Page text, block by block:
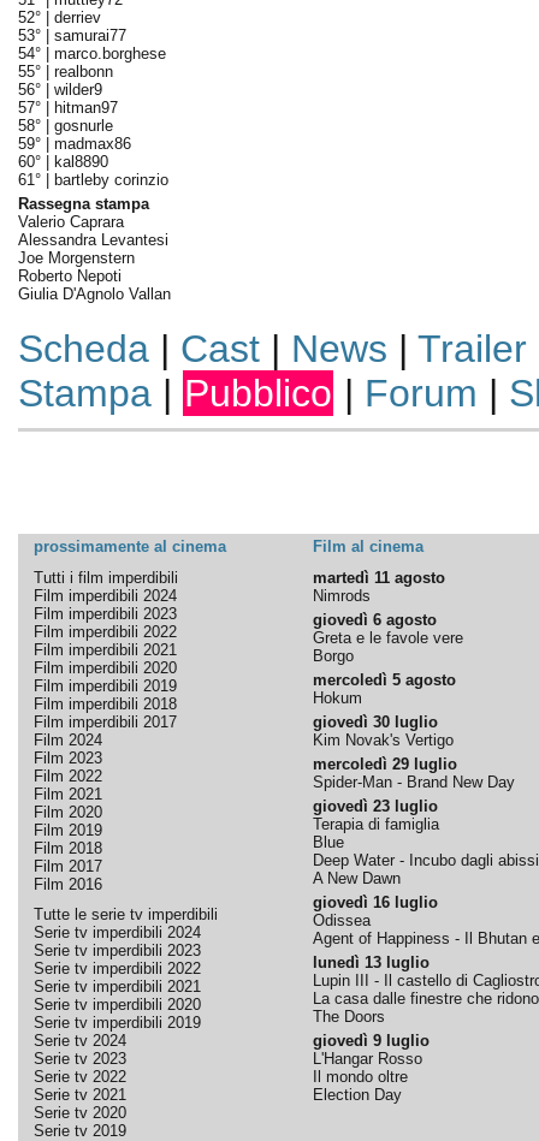
52° | derriev
53° | samurai77
54° | marco.borghese
55° | realbonn
56° | wilder9
57° |
hitman97
58° | gosnurle
59° | madmax86
60° |
kal8890
61° |
bartleby corinzio
Rassegna stampa
Valerio Caprara
Alessandra Levantesi
Joe Morgenstern
Roberto Nepoti
Giulia D'Agnolo Vallan
Scheda| Cast| News | Trailer
Stampa| Pubblico | Forum |
prossimamente al cinema
Film al cinema
Tutti i film imperdibili
Film imperdibili 2024
Film imperdibili 2023
Film imperdibili 2022
Film imperdibili 2021
Film imperdibili 2020
Film imperdibili 2019
Film imperdibili 2018
Film imperdibili 2017
Film 2024
Film 2023
Film 2022
Film 2021
Film 2020
Film 2019
Film 2018
Film 2017
Film 2016
Tutte le serie tv imperdibili
Serie tv imperdibili 2024
Serie tv imperdibili 2023
Serie tv imperdibili 2022
Serie tv imperdibili 2021
Serie tv imperdibili 2020
Serie tv imperdibili 2019
Serie tv 2024
Serie tv 2023
Serie tv 2022
Serie tv 2021
Serie tv 2020
Serie tv 2019
martedì 11 agosto
Nimrods
giovedì 6 agosto
Greta e le favole vere
Borgo
mercoledì 5 agosto
Hokum
giovedì 30 luglio
Kim Novak's Vertigo
mercoledì 29 luglio
Spider-Man - Brand New Day
giovedì 23 luglio
Terapia di famiglia
Blue
Deep Water - Incubo dagli abissi
A New Dawn
giovedì 16 luglio
Odissea
Agent of Happiness - Il Bhutan
lunedì 13 luglio
Lupin III - Il castello di
La casa dalle finestre che ridono
The Doors
giovedì 9 luglio
L'Hangar Rosso
Il mondo oltre
Election Day